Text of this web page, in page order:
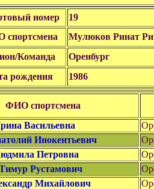
номер 19
Мулюков Ринат
Команда
Оренбург
рождения
1986
ФИО спортсмена
Васильевна
Инокентьевич
Петровна
Рустамович
Михайлович